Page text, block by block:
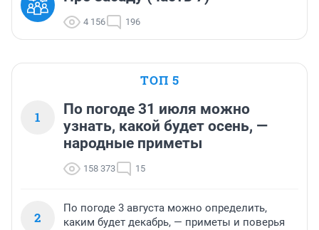
4 156 196
ТОП 5
1
По погоде 31 июля можно
узнать, какой будет осень, —
народные приметы
158 373 15
2
По погоде 3 августа можно определить,
каким будет декабрь, — приметы и поверья